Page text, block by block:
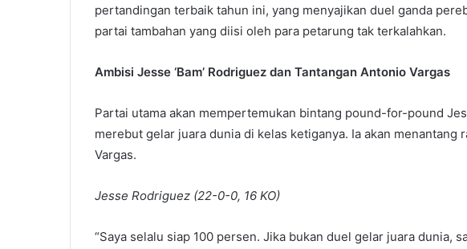
pertandingan terbaik tahun ini, yang menyajikan duel ganda
partai tambahan yang diisi oleh para petarung tak terkalahkan.
Ambisi Jesse ‘Bam’ Rodriguez dan Tantangan Antonio Vargas
Partai utama akan mempertemukan bintang pound-for-pound
merebut gelar juara dunia di kelas ketiganya. Ia akan menantang
Vargas.
Jesse Rodriguez (22-0-0, 16 KO)
“Saya selalu siap 100 persen. Jika bukan duel gelar juara dunia,